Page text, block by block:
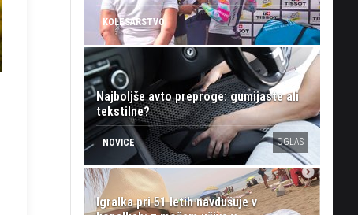
KOLESARSTVO
Najboljše avto preproge: gumijaste ali
tekstilne?
NOVICE OGLAS
Igralka pri 51 letih navdušuje v